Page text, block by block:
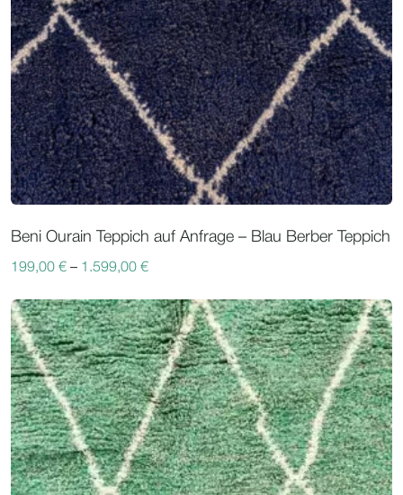
Beni Ourain Teppich auf Anfrage – Blau Berber Teppich
199,00 € – 1.599,00 €